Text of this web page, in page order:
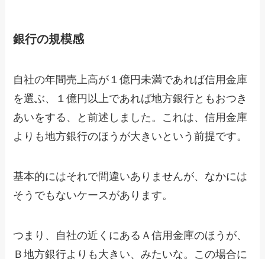
銀行の規模感
自社の年間売上高が１億円未満であれば信用金庫
を選ぶ、１億円以上であれば地方銀行ともおつき
あいをする、と前述しました。これは、信用金庫
よりも地方銀行のほうが大きいという前提です。
基本的にはそれで間違いありませんが、なかには
そうでもないケースがあります。
つまり、自社の近くにあるＡ信用金庫のほうが、
Ｂ地方銀行よりも大きい、みたいな。この場合に